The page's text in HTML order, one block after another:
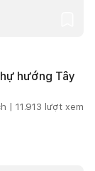
hướng Tây
| 11.913 lượt xem